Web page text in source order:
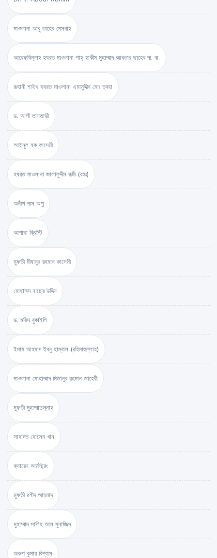
মাওলানা আবু তাহের মেসবাহ
আরেফবিল্লাহ হযরত মাওলানা শাহ্ হাকীম মুহাম্মাদ আখতার ছাহেব দা. বা.
রূহানী শাইখ হযরত মাওলানা এমামুদ্দীন মোঃ ত্বহা
ড. আলী তানতাভী
আইনুল হক কাসেমী
হযরত মাওলানা জালালুদ্দীন রূমী (রহঃ)
অনীশ দাস অপু
আগাথা ক্রিস্টি
মুফতী মীযানুর রহমান কাসেমী
মোহাম্মদ নাছের উদ্দিন
ড. মরিস বুকাইলি
ইমাম আহমাদ ইবনু হাম্বাল (রহিমাহুল্লাহ)
মাওলানা মোহাম্মাদ মিজানুর রহমান জাহেরী
মুফতী মুহাম্মাদুল্লাহ
সাহাদত হোসেন খান
ক্যারেন আর্মস্ট্রং
মুফতী রশীদ আহমাদ
মুহাম্মাদ সালিহ আল মুনাজ্জিদ
অরুণ কুমার বিশ্বাস